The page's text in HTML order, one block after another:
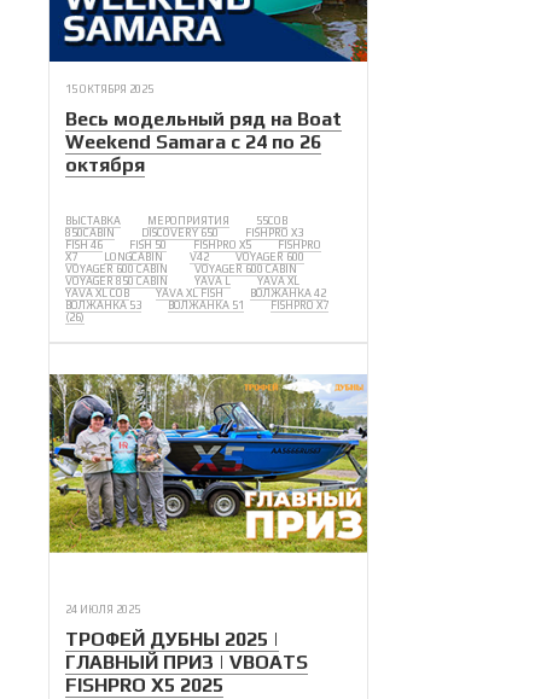
15 ОКТЯБРЯ 2025
Весь модельный ряд на Boat
Weekend Samara с 24 по 26
октября
ВЫСТАВКА МЕРОПРИЯТИЯ
55COB
850CABIN
DISCOVERY 650
FISHPRO X3
FISH 46
FISH 50 FISHPRO X5
FISHPRO
X7
LONGCABIN V42
VOYAGER 600
VOYAGER 600 CABIN
VOYAGER 600 CABIN
VOYAGER 850 CABIN
YAVA L
YAVA XL
YAVA XL COB
YAVA XL FISH
ВОЛЖАНКА 42
ВОЛЖАНКА 53
ВОЛЖАНКА 51
FISHPRO X7
(26)
24 ИЮЛЯ 2025
ТРОФЕЙ ДУБНЫ 2025 |
ГЛАВНЫЙ ПРИЗ | VBOATS
FISHPRO X5 2025